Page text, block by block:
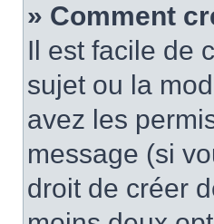
» Comment
Il est facile de
sujet ou la
avez les
message (si
droit de créer